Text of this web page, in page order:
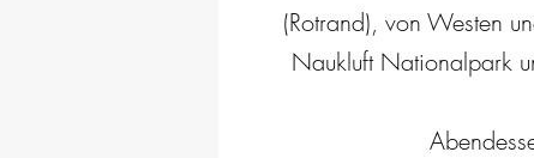
(Rotrand), von Westen
Naukluft Nationalpark